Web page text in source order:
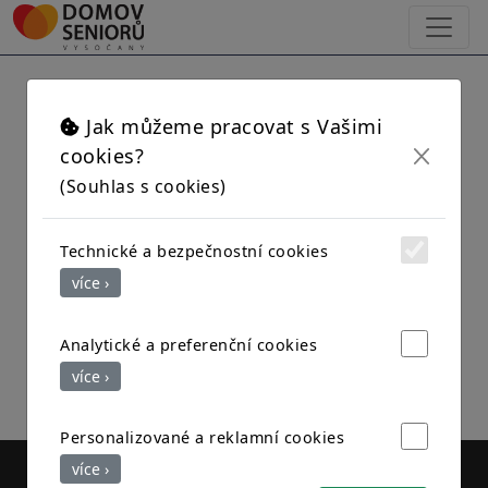
Username:
×
Jak můžeme pracovat s Vašimi
cookies?
(Souhlas s cookies)
Technické a bezpečnostní cookies
více ›
Analytické a preferenční cookies
více ›
Personalizované a reklamní cookies
více ›